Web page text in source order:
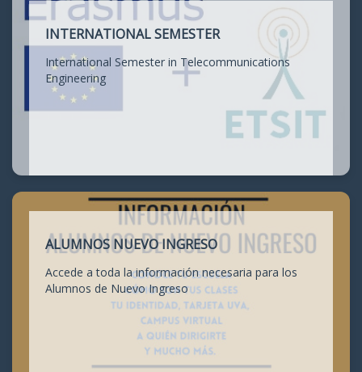
INTERNATIONAL SEMESTER
International Semester in Telecommunications
Engineering
ALUMNOS NUEVO INGRESO
Accede a toda la información necesaria para los
Alumnos de Nuevo Ingreso